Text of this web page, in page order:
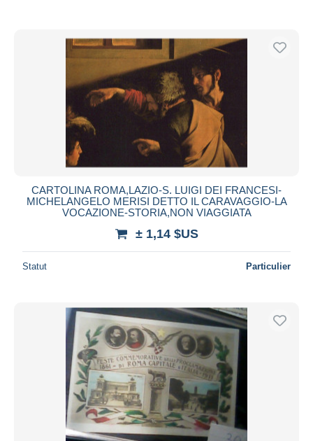
CARTOLINA ROMA,LAZIO-S. LUIGI DEI FRANCESI-
MICHELANGELO MERISI DETTO IL CARAVAGGIO-LA
VOCAZIONE-STORIA,NON VIAGGIATA
± 1,14 $US
Statut Particulier